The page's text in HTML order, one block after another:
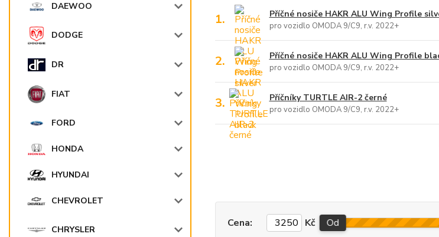
DAEWOO
DODGE
DR
FIAT
FORD
HONDA
HYUNDAI
CHEVROLET
CHRYSLER
1. Příčné nosiče HAKR ALU Wing Profile
pro vozidlo OMODA 9/C9, r.v. 2022+
2. Příčné nosiče HAKR ALU Wing Profile
pro vozidlo OMODA 9/C9, r.v. 2022+
3. Příčníky TURTLE AIR-2 černé
pro vozidlo OMODA 9/C9, r.v. 2022+
Cena: Kč Od